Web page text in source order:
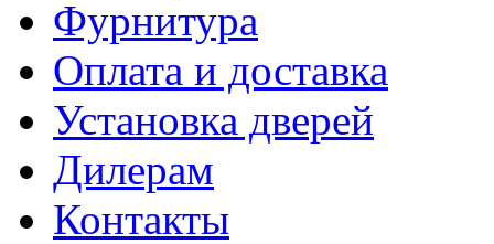
Фурнитура
Оплата и доставка
Установка дверей
Дилерам
Контакты